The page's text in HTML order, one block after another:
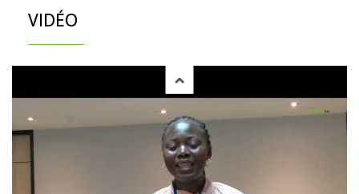
VIDÉO